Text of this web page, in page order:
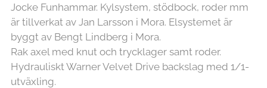
Jocke Funhammar. Kylsystem, stödbock, roder mm
är tillverkat av Jan Larsson i Mora. Elsystemet är
byggt av Bengt Lindberg i Mora.
Rak axel med knut och trycklager samt roder.
Hydrauliskt Warner Velvet Drive backslag med 1/1-
utväxling.